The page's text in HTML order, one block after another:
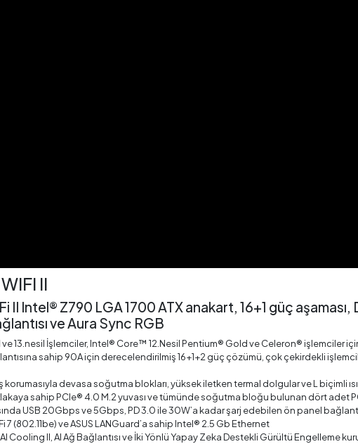
II
Intel® Z790 LGA 1700 ATX anakart, 16+1 güç
ve Aura Sync RGB
13.nesil İşlemciler, Intel® Core™ 12.Nesil Pentium® Gold ve Celeron® işlemciler
sahip 90A için derecelendirilmiş 16+1+2 güç çözümü, çok çekirdekli
korumasıyla devasa soğutma blokları, yüksek iletken termal dolgular ve L biçimli
sahip PCIe® 4.0 M.2 yuvası ve tümünde soğutma bloğu bulunan dört adet
USB 20Gbps ve 5Gbps, PD 3.0 ile 30W’a kadar şarj edebilen ön panel
7 (802.11be) ve ASUS LANGuard’a sahip Intel® 2.5 Gb Ethernet
AI Cooling II, AI Ağ Bağlantısı ve İki Yönlü Yapay Zeka Destekli Gürültü Engelleme